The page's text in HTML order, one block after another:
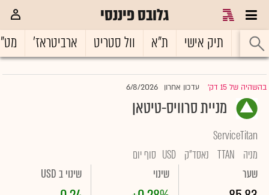
גלובס פיננסי
ראשי תיק אישי ת"א וול סטריט ארביטראז'
בהשהיה של 15 דק' |עדכון אחרון 6/8/2026
מניית סרוויס-טיטאן
ServiceTitan
מניה
TTAN נאסד"ק USD סוף יום
שער
שינוי שינוי ב USD